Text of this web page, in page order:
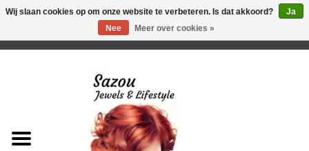
Just for Him
Wij slaan cookies op om onze website te verbeteren. Is dat akkoord?
Ja
Nee
Meer over cookies »